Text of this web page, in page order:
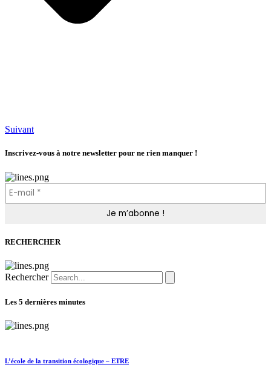
Suivant
Inscrivez-vous à notre newsletter pour ne rien manquer !
RECHERCHER
Rechercher
Les 5 dernières minutes
L’école de la transition écologique – ETRE